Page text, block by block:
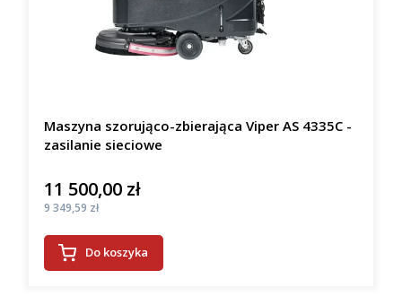
Maszyna szorująco-zbierająca Viper AS 4335C -
zasilanie sieciowe
Cena
11 500,00 zł
Cena
9 349,59 zł
Do koszyka